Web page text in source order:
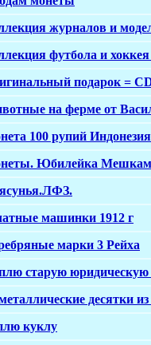
журналов и
футбола и
подарок =
на ферме от
100 рупий
Юбилейка
машинки 1912 г
марки 3 Рейха
старую юридическую
десятки из
куклу